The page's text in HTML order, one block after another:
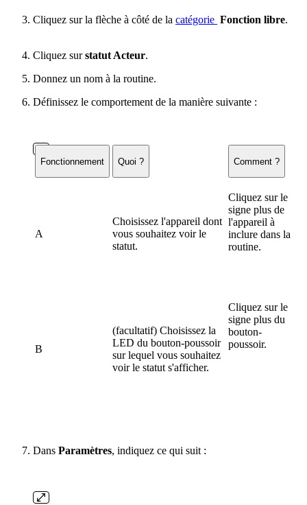
Cliquez sur la flèche à côté de la catégorie Fonction libre.
Cliquez surstatut Acteur.
Donnez un nom à la routine.
Définissez le comportement de la manière suivante :
Fonctionnement Quoi ? Comment ?
A
Choisissez l'appareil dont
vous souhaitez voir le
statut.
Cliquez sur le
signe plus de
l'appareil à
inclure dans la
routine.
B
(facultatif) Choisissez la
LED du bouton-poussoir
sur lequel vous souhaitez
voir le statut s'afficher.
Cliquez sur le
signe plus du
bouton-
poussoir.
Dans Paramètres, indiquez ce qui suit :